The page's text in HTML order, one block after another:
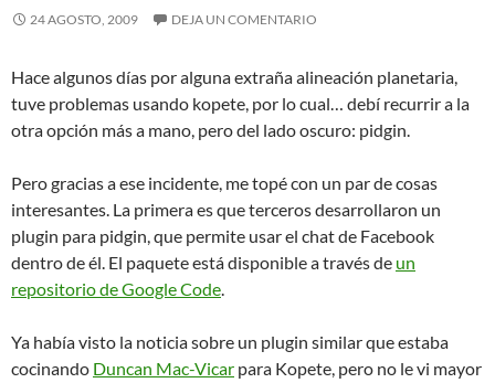
24 AGOSTO, 2009 DEJA UN COMENTARIO
Hace algunos días por alguna extraña alineación planetaria,
tuve problemas usando kopete, por lo cual… debí recurrir a la
otra opción más a mano, pero del lado oscuro: pidgin.
Pero gracias a ese incidente, me topé con un par de cosas
interesantes. La primera es que terceros desarrollaron un
plugin para pidgin, que permite usar el chat de Facebook
dentro de él. El paquete está disponible a través de un
repositorio de Google Code.
Ya había visto la noticia sobre un plugin similar que estaba
cocinando Duncan Mac-Vicar para Kopete, pero no le vi mayor